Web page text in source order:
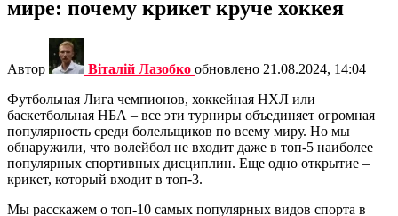
мире: почему крикет круче хоккея
Автор Віталій Лазобко обновлено 21.08.2024, 14:04
Футбольная Лига чемпионов, хоккейная НХЛ или
баскетбольная НБА – все эти турниры объединяет огромная
популярность среди болельщиков по всему миру. Но мы
обнаружили, что волейбол не входит даже в топ-5 наиболее
популярных спортивных дисциплин. Еще одно открытие –
крикет, который входит в топ-3.
Мы расскажем о топ-10 самых популярных видов спорта в